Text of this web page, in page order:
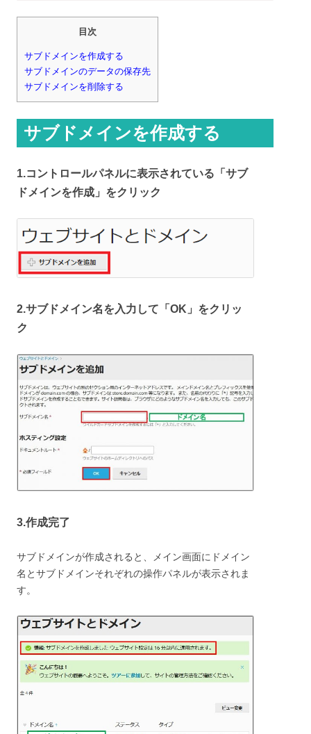
目次
サブドメインを作成する
サブドメインのデータの保存先
サブドメインを削除する
サブドメインを作成する
1.コントロールパネルに表示されている「サブ
ドメインを作成」をクリック
2.サブドメイン名を入力して「OK」をクリッ
ク
3.作成完了
サブドメインが作成されると、メイン画面にドメイン
名とサブドメインそれぞれの操作パネルが表示されま
す。